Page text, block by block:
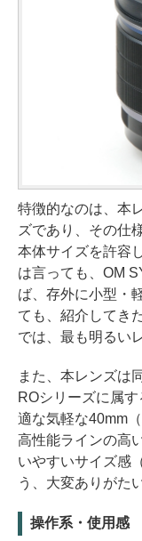
特徴的なのは、本
ズであり、その仕
本体サイズを許容
は言っても、OM
ば、存外に小型・
ても、紹介してき
では、最も明るい
また、本レンズは
ROシリーズに属
適な気軽な40mm
高性能ラインの高
いやすいサイズ感
う、大変ありがた
操作系・使用感